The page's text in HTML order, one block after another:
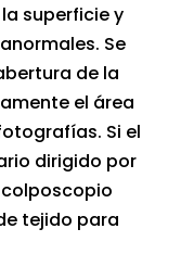
superficie y
Se
de la
el área
Si el
dirigido por
tejido para